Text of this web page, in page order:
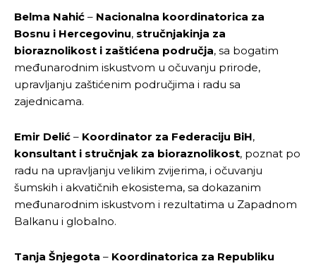
Belma Nahić – Nacionalna koordinatorica za
Bosnu i Hercegovinu, stručnjakinja za
bioraznolikost i zaštićena područja, sa bogatim
međunarodnim iskustvom u očuvanju prirode,
upravljanju zaštićenim područjima i radu sa
zajednicama.
Emir Delić – Koordinator za Federaciju BiH,
konsultant i stručnjak za bioraznolikost, poznat po
radu na upravljanju velikim zvijerima, i očuvanju
šumskih i akvatičnih ekosistema, sa dokazanim
međunarodnim iskustvom i rezultatima u Zapadnom
Balkanu i globalno.
Tanja Šnjegota – Koordinatorica za Republiku